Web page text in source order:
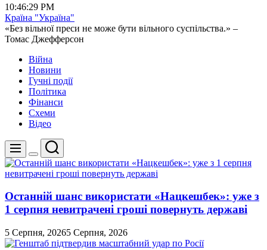
10:46:30 PM
Країна "Україна"
«Без вільної преси не може бути вільного суспільства.» –
Томас Джефферсон
Війна
Новини
Гучні події
Політика
Фінанси
Схеми
Відео
Меню
Перемикач
кольорового
режиму
Пошук
Останній шанс використати «Нацкешбек»: уже з
1 серпня невитрачені гроші повернуть державі
5 Серпня, 20265 Серпня, 2026